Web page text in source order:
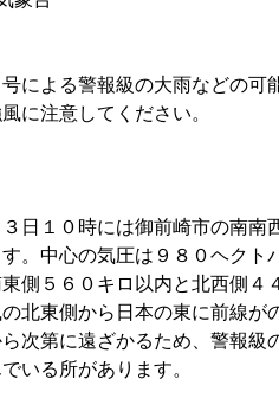
による警報級の大雨などの
に注意してください。
日１０時には御前崎市の南
。中心の気圧は９８０ヘク
側５６０キロ以内と北西側
北東側から日本の東に前線が
次第に遠ざかるため、警報
いる所があります。